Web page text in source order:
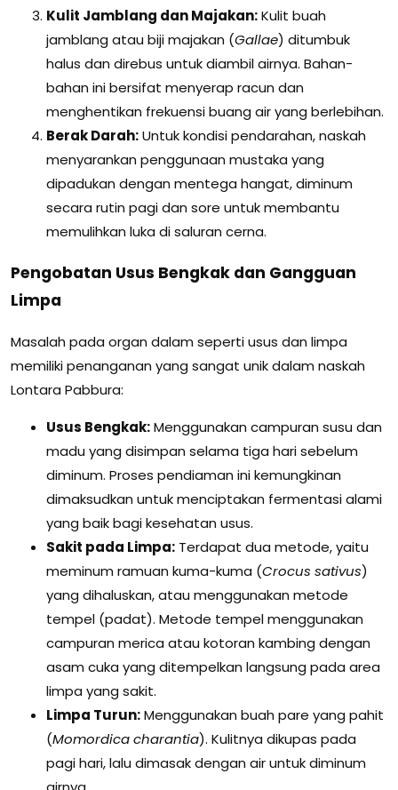
Kulit Jamblang dan Majakan:Kulit buah
jamblang atau biji majakan (Gallae) ditumbuk
halus dan direbus untuk diambil airnya. Bahan-
bahan ini bersifat menyerap racun dan
menghentikan frekuensi buang air yang berlebihan.
Berak Darah:Untuk kondisi pendarahan, naskah
menyarankan penggunaan mustaka yang
dipadukan dengan mentega hangat, diminum
secara rutin pagi dan sore untuk membantu
memulihkan luka di saluran cerna.
Pengobatan Usus Bengkak dan Gangguan
Limpa
Masalah pada organ dalam seperti usus dan limpa
memiliki penanganan yang sangat unik dalam naskah
Lontara Pabbura:
Usus Bengkak:Menggunakan campuran susu dan
madu yang disimpan selama tiga hari sebelum
diminum. Proses pendiaman ini kemungkinan
dimaksudkan untuk menciptakan fermentasi alami
yang baik bagi kesehatan usus.
Sakit pada Limpa: Terdapat dua metode, yaitu
meminum ramuan kuma-kuma (Crocus sativus)
yang dihaluskan, atau menggunakan metode
tempel (padat). Metode tempel menggunakan
campuran merica atau kotoran kambing dengan
asam cuka yang ditempelkan langsung pada area
limpa yang sakit.
Limpa Turun:Menggunakan buah pare yang pahit
(Momordica charantia). Kulitnya dikupas pada
pagi hari, lalu dimasak dengan air untuk diminum